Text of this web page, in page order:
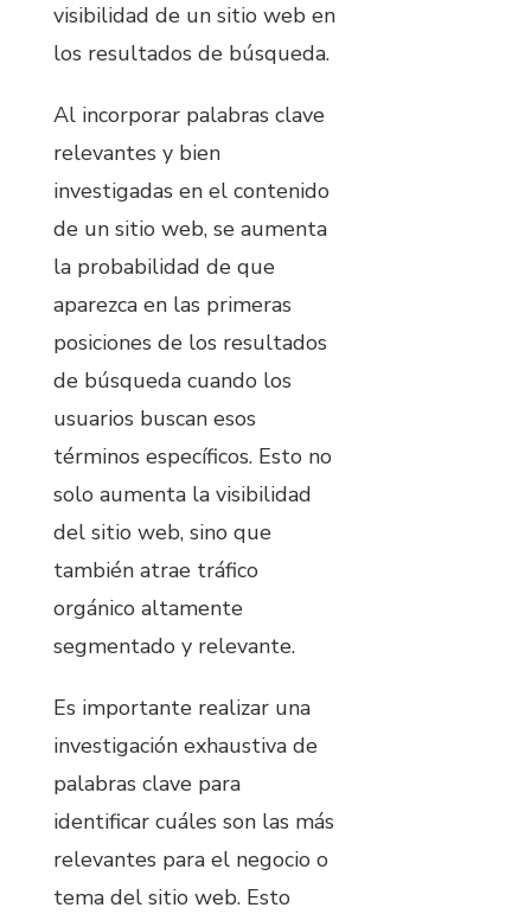
visibilidad de un sitio web en
los resultados de búsqueda.
Al incorporar palabras clave
relevantes y bien
investigadas en el contenido
de un sitio web, se aumenta
la probabilidad de que
aparezca en las primeras
posiciones de los resultados
de búsqueda cuando los
usuarios buscan esos
términos específicos. Esto no
solo aumenta la visibilidad
del sitio web, sino que
también atrae tráfico
orgánico altamente
segmentado y relevante.
Es importante realizar una
investigación exhaustiva de
palabras clave para
identificar cuáles son las más
relevantes para el negocio o
tema del sitio web. Esto